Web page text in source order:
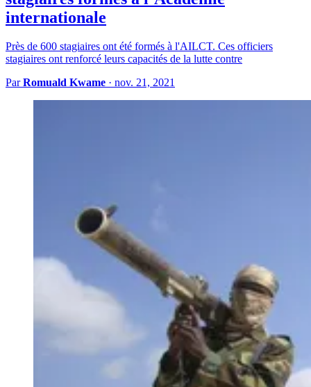
internationale
Près de 600 stagiaires ont été formés à l'AILCT. Ces officiers
stagiaires ont renforcé leurs capacités de la lutte contre
ParRomuald Kwame · nov. 21, 2021